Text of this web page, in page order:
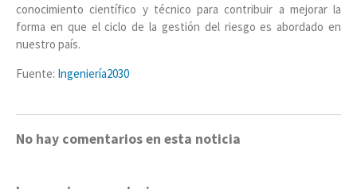
conocimiento científico y técnico para contribuir a mejorar la
forma en que el ciclo de la gestión del riesgo es abordado en
nuestro país.
Fuente: Ingeniería2030
No hay comentarios en esta noticia